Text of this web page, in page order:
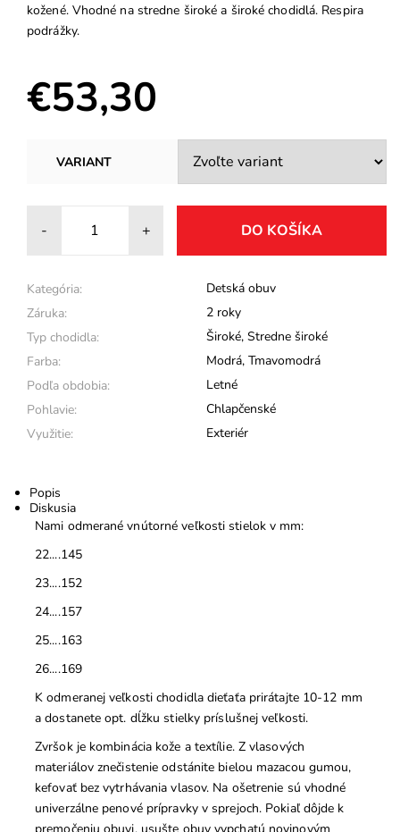
kožené. Vhodné na stredne široké a široké chodidlá. Respira
podrážky.
€53,30
VARIANT
- +
Kategória:
Detská obuv
Záruka:
2 roky
Typ chodidla:
Široké, Stredne široké
Farba:
Modrá, Tmavomodrá
Podľa obdobia:
Letné
Pohlavie:
Chlapčenské
Využitie:
Exteriér
Popis
Diskusia
Nami odmerané vnútorné veľkosti stielok v mm:
22....145
23....152
24....157
25....163
26....169
K odmeranej veľkosti chodidla dieťaťa prirátajte 10-12 mm
a dostanete opt. dĺžku stielky príslušnej veľkosti.
Zvršok je kombinácia kože a textílie. Z vlasových
materiálov znečistenie odstánite bielou mazacou gumou,
kefovať bez vytrhávania vlasov. Na ošetrenie sú vhodné
univerzálne penové prípravky v sprejoch. Pokiaľ dôjde k